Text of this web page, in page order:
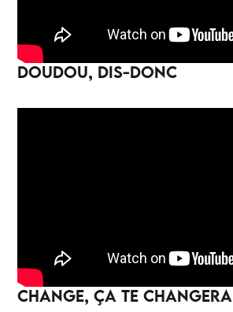
DOUDOU, DIS-DONC
CHANGE, ÇA TE CHANGERA